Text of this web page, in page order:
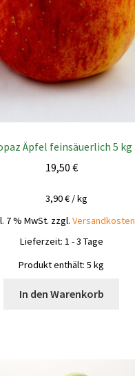
Äpfel feinsäuerlich 5 kg
19,50 €
3,90€/kg
7 % MwSt. zzgl. Versandkosten
Lieferzeit: 1 - 3 Tage
Produkt enthält: 5 kg
In den Warenkorb